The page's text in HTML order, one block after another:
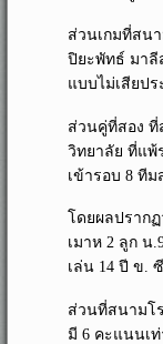
ส่วนเกมที่สน
ปิยะพัทธ์ มาลี
แบบไม่เสียป
ส่วนคู่ที่สอง ที่
วิทยาลัย ที่แพ้
เข้ารอบ 8 ที
โดยผลปราก
เมาห 2 ลูก น
เล่น 14 ปี ข.
ส่วนที่สนามโ
มี 6 คะแนนเ